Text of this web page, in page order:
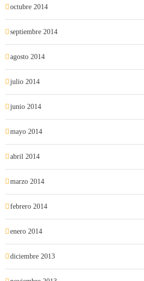
octubre 2014
septiembre 2014
agosto 2014
julio 2014
junio 2014
mayo 2014
abril 2014
marzo 2014
febrero 2014
enero 2014
diciembre 2013